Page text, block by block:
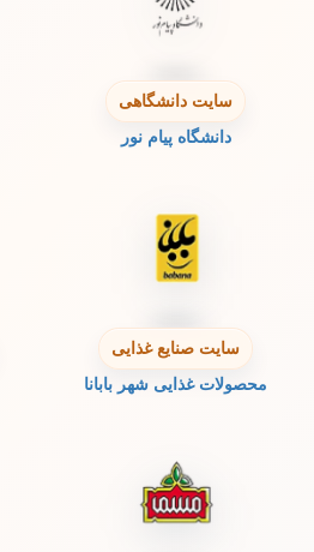
سایت دانشگاهی
دانشگاه پیام نور
سایت صنایع غذایی
محصولات غذایی شهر بابانا